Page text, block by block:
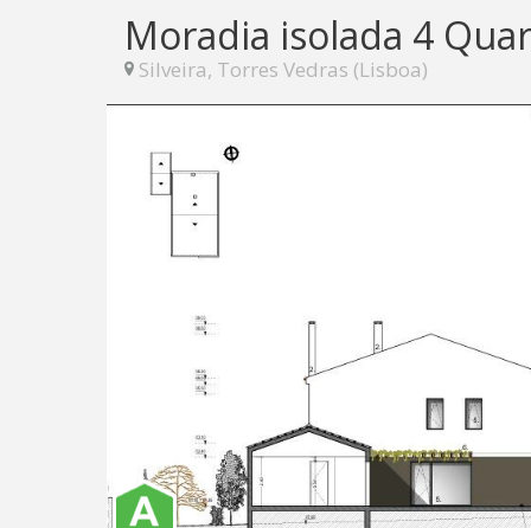
Moradia isolada 4
Silveira, Torres Vedras (Lisboa)